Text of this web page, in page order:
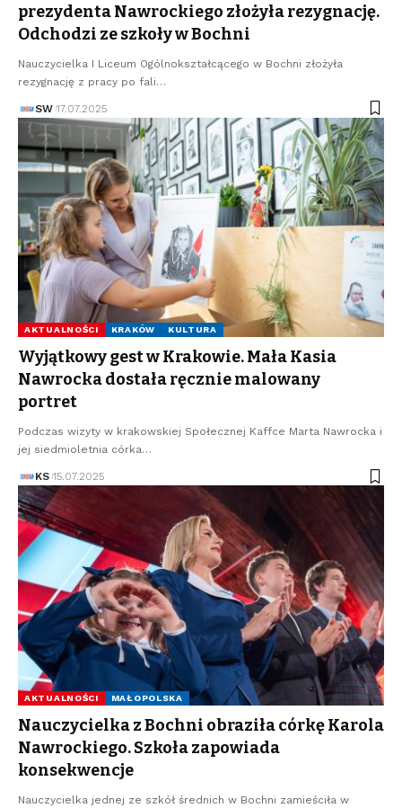
prezydenta Nawrockiego złożyła rezygnację.
Odchodzi ze szkoły w Bochni
Nauczycielka I Liceum Ogólnokształcącego w Bochni złożyła
rezygnację z pracy po fali…
SW 17.07.2025
AKTUALNOŚCI KRAKÓW KULTURA
Wyjątkowy gest w Krakowie. Mała Kasia
Nawrocka dostała ręcznie malowany
portret
Podczas wizyty w krakowskiej Społecznej Kaffce Marta Nawrocka i
jej siedmioletnia córka…
KS 15.07.2025
AKTUALNOŚCI MAŁOPOLSKA
Nauczycielka z Bochni obraziła córkę Karola
Nawrockiego. Szkoła zapowiada
konsekwencje
Nauczycielka jednej ze szkół średnich w Bochni zamieściła w